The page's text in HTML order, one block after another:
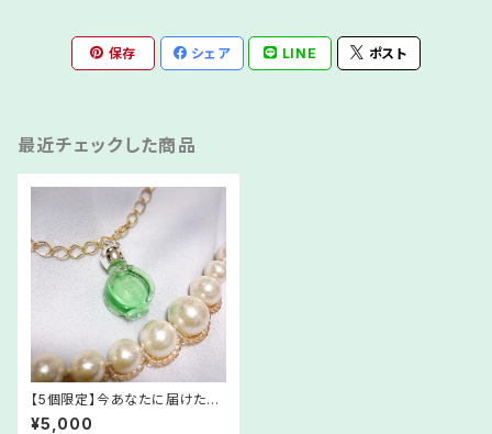
保存 シェア LINE ポスト
最近チェックした商品
【5個限定】今あなたに届けたい
ブレンド第3弾【メモリーオイル】
¥5,000